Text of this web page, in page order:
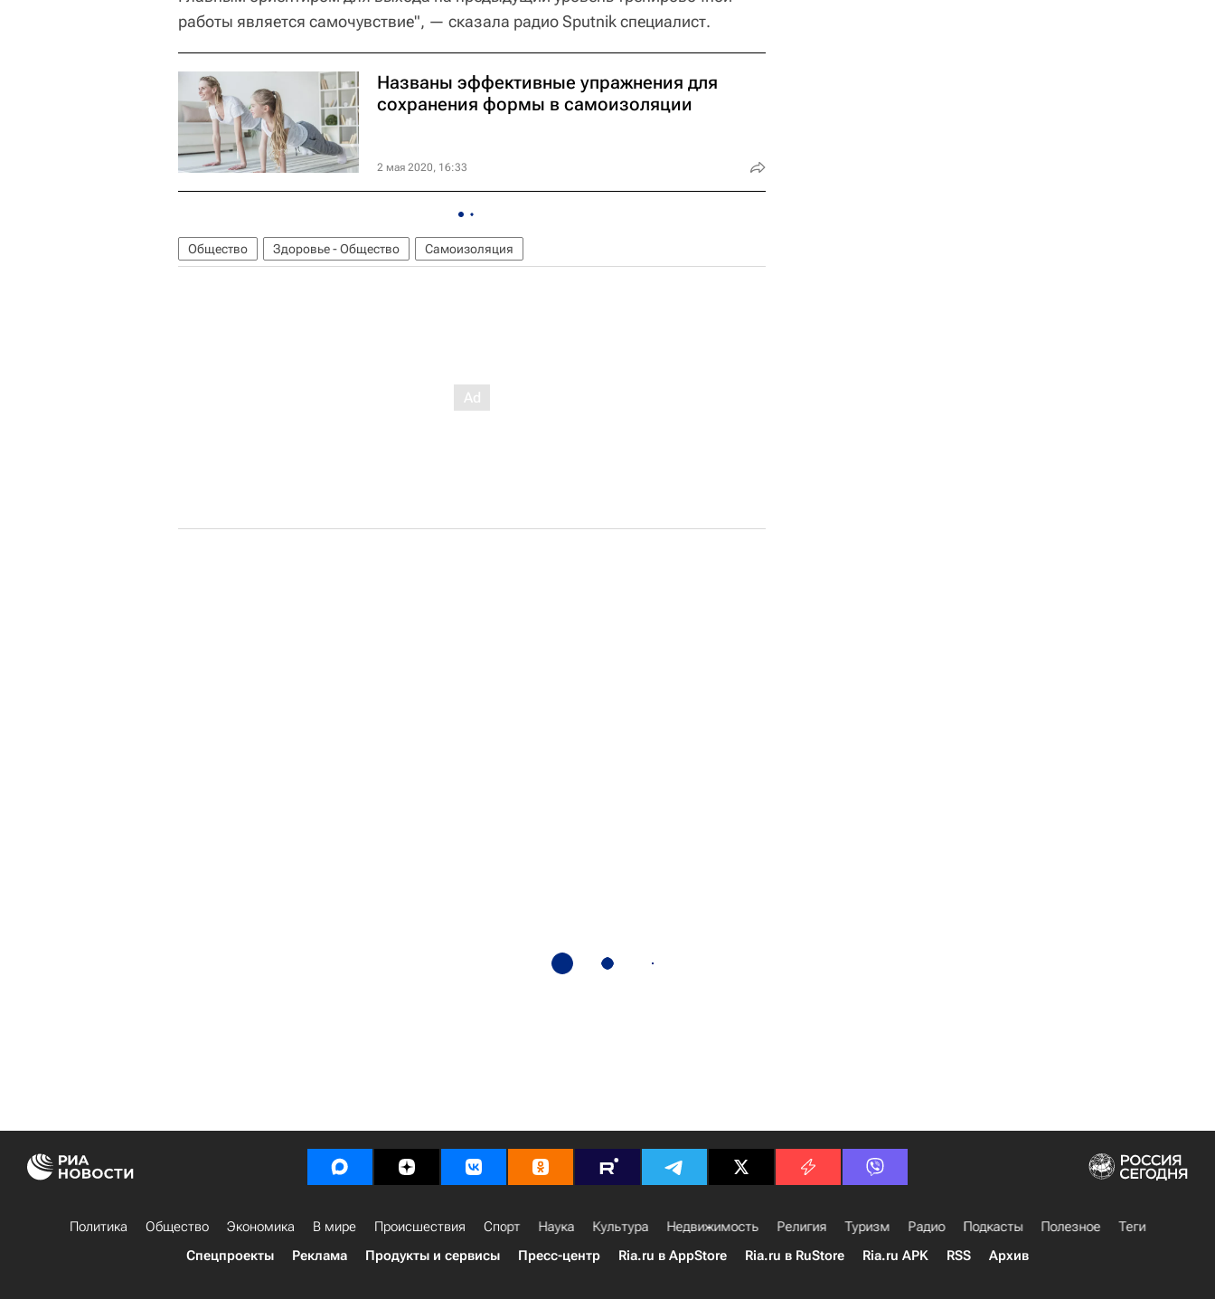
работы является самочувствие", — сказала радио Sputnik специалист.
Названы эффективные упражнения для
сохранения формы в самоизоляции
2 мая 2020, 16:33
Общество Здоровье - Общество Самоизоляция
Политика Общество Экономика В мире Происшествия Спорт Наука Культура Недвижимость Религия Туризм Радио Подкасты Полезное
Теги
Спецпроекты
Реклама Продукты и сервисы Пресс-центр Ria.ru в AppStore Ria.ru в RuStore Ria.ru APK RSS Архив